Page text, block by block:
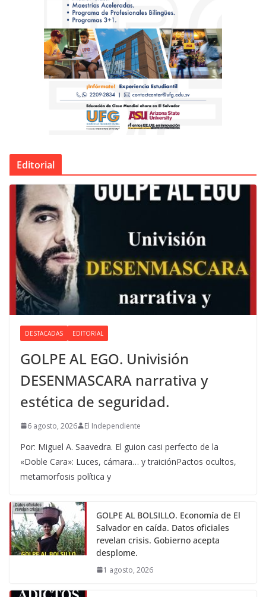
Editorial
DESTACADAS EDITORIAL
GOLPE AL EGO. Univisión
DESENMASCARA narrativa y
estética de seguridad.
6 agosto, 2026 El Independiente
Por: Miguel A. Saavedra. El guion casi perfecto de la
«Doble Cara»: Luces, cámara… y traiciónPactos ocultos,
metamorfosis política y
GOLPE AL BOLSILLO. Economía de El
Salvador en caída. Datos oficiales
revelan crisis. Gobierno acepta
desplome.
1 agosto, 2026